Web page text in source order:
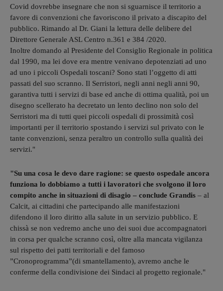
Covid dovrebbe insegnare che non si sguarnisce il territorio a
favore di convenzioni che favoriscono il privato a discapito del
pubblico. Rimando al Dr. Giani la lettura delle delibere del
Direttore Generale ASL Centro n.361 e 384 /2020.
Inoltre domando al Presidente del Consiglio Regionale in politica
dal 1990, ma lei dove era mentre venivano depotenziati ad uno
ad uno i piccoli Ospedali toscani? Sono stati l’oggetto di atti
passati del suo scranno. Il Serristori, negli anni negli anni 90,
garantiva tutti i servizi di base ed anche di ottima qualità, poi un
disegno scellerato ha decretato un lento declino non solo del
Serristori ma di tutti quei piccoli ospedali di prossimità così
importanti per il territorio spostando i servizi sul privato con le
tante convenzioni, senza peraltro un controllo sulla qualità dei
servizi."
"Su una cosa le devo dare ragione: se questo ospedale ancora
funziona lo dobbiamo a tutti i lavoratori che svolgono il loro
compito anche in situazioni di disagio – conclude Grandis – al
Calcit, ai cittadini che partecipando alle manifestazioni
difendono il loro diritto alla salute in un servizio pubblico. E
chissà se non vedremo anche uno dei suoi due accompagnatori
in corsa per qualche scranno così, oltre alla mancata vigilanza
sul rispetto dei patti territoriali e del famoso
”Cronoprogramma”(di smantellamento), avremo anche le
conferme della condivisione dei Sindaci al progetto regionale."